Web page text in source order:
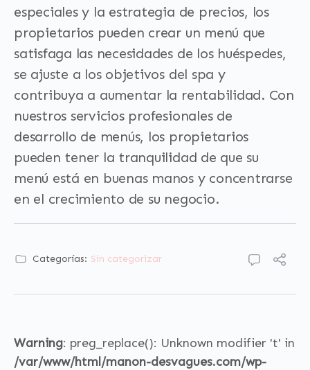
especiales y la estrategia de precios, los
propietarios pueden crear un menú que
satisfaga las necesidades de los huéspedes,
se ajuste a los objetivos del spa y
contribuya a aumentar la rentabilidad. Con
nuestros servicios profesionales de
desarrollo de menús, los propietarios
pueden tener la tranquilidad de que su
menú está en buenas manos y concentrarse
en el crecimiento de su negocio.
Categorías: Sin categorizar
Warning: preg_replace(): Unknown modifier 't' in
/var/www/html/manon-desvagues.com/wp-